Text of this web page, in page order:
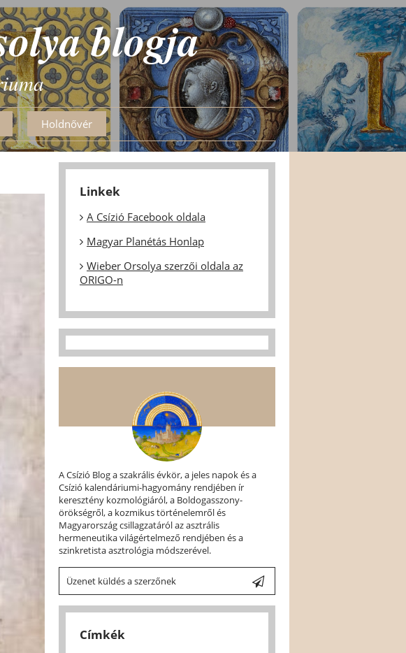
blogja
Holdnővér
Linkek
A Csízió Facebook oldala
Magyar Planétás Honlap
Wieber Orsolya szerzői oldala az
ORIGO-n
A Csízió Blog a szakrális évkör, a jeles napok és a
Csízió kalendáriumi-hagyomány rendjében ír
keresztény kozmológiáról, a Boldogasszony-
örökségről, a kozmikus történelemről és
Magyarország csillagzatáról az asztrális
hermeneutika világértelmező rendjében és a
szinkretista asztrológia módszerével.
Üzenet küldés a szerzőnek
Címkék